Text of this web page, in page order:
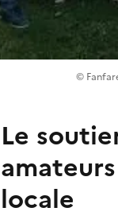
©
Le
locale